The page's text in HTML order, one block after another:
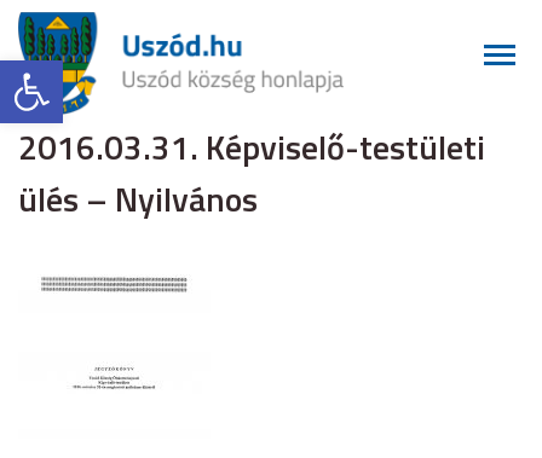
Eszköztár megnyitása
2016.03.31. Képviselő-testületi
ülés – Nyilvános